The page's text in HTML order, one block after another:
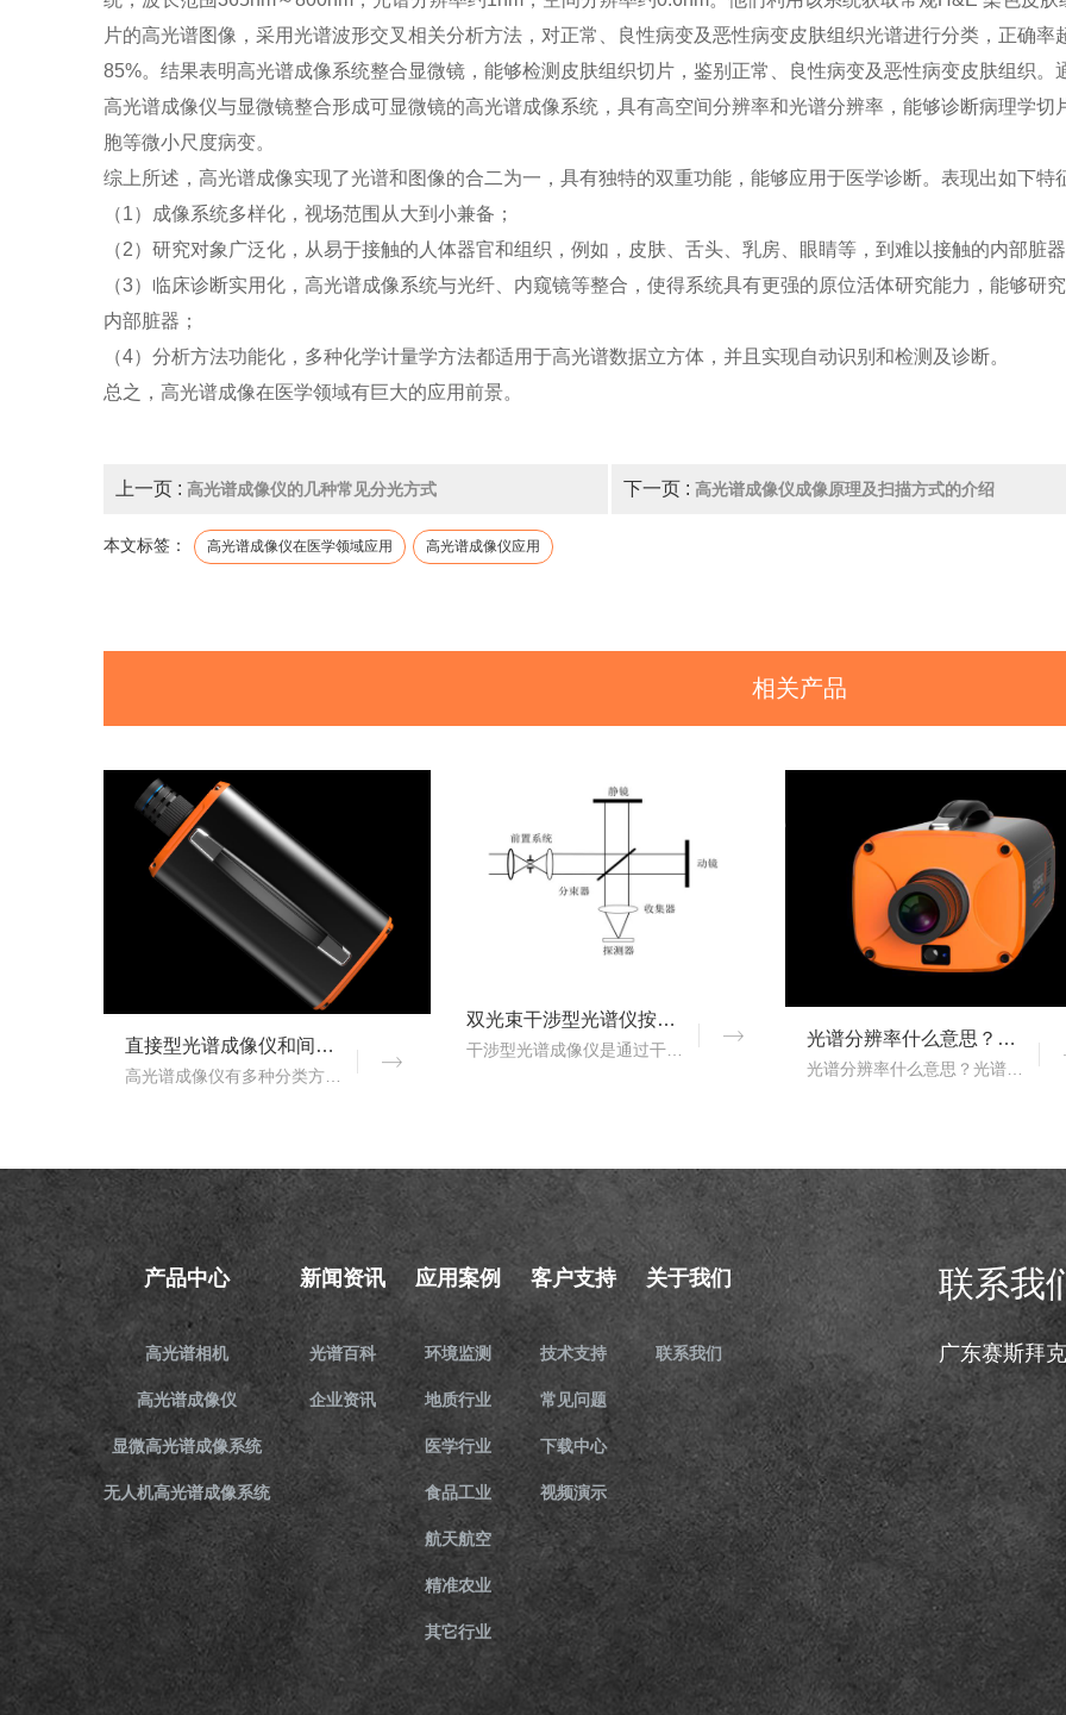
片的高光谱图像，采用光谱波形交叉相关分析方法，对正常、良性病变及恶性病变皮肤组织光谱进行分类，正确率
85%。结果表明高光谱成像系统整合显微镜，能够检测皮肤组织切片，鉴别正常、良性病变及恶性病变皮肤组织。
高光谱成像仪与显微镜整合形成可显微镜的高光谱成像系统，具有高空间分辨率和光谱分辨率，能够诊断病理学切
胞等微小尺度病变。
综上所述，高光谱成像实现了光谱和图像的合二为一，具有独特的双重功能，能够应用于医学诊断。表现出如下特
（1）成像系统多样化，视场范围从大到小兼备；
（2）研究对象广泛化，从易于接触的人体器官和组织，例如，皮肤、舌头、乳房、眼睛等，到难以接触的内部脏器
（3）临床诊断实用化，高光谱成像系统与光纤、内窥镜等整合，使得系统具有更强的原位活体研究能力，能够研
内部脏器；
（4）分析方法功能化，多种化学计量学方法都适用于高光谱数据立方体，并且实现自动识别和检测及诊断。
总之，高光谱成像在医学领域有巨大的应用前景。
上一页 : 高光谱成像仪的几种常见分光方式 下一页 :高光谱成像仪成像原理及扫描方式的介绍
本文标签： 高光谱成像仪在医学领域应用 高光谱成像仪应用
相关产品
直接型光谱成像仪和间接型光谱成像仪区别
高光谱成像仪有多种分类方式，按照重构理论分类，可以分为直接型光谱成像仪和间接型光谱成像仪。那么，直接型光谱成像仪和间接型光谱成像仪什么区别？下文对直接型光谱成像..
双光束干涉型光谱仪按照调制方式不同可分为哪些类型？
干涉型光谱成像仪是通过干涉元件和焦平面探测器对目标场景进行成像，干涉光谱成像技术主要包括双光束干涉型和多光束干涉型两种。那么，双光束干涉型光谱仪按照调制方式不同..
光谱分辨率什么意思？高光谱成像仪光谱分辨率范围多少？
产品中心
高光谱相机
高光谱成像仪
显微高光谱成像系统
无人机高光谱成像系统
新闻资讯
光谱百科
企业资讯
应用案例
环境监测
地质行业
医学行业
食品工业
航天航空
精准农业
其它行业
客户支持
技术支持
常见问题
下载中心
视频演示
关于我们
联系我们
联系我
广东赛斯拜